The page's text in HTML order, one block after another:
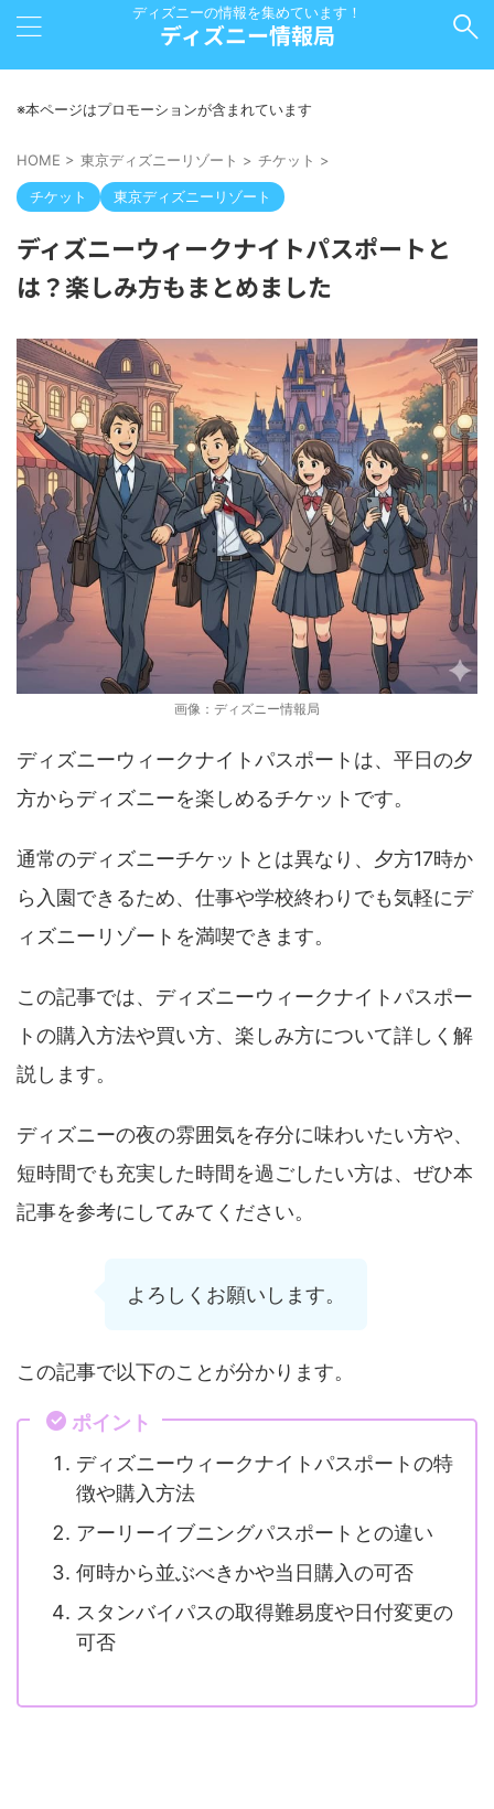
ディズニーの情報を集めています！
ディズニー情報局
※本ページはプロモーションが含まれています
HOME > 東京ディズニーリゾート > チケット >
チケット 東京ディズニーリゾート
ディズニーウィークナイトパスポートと
は？楽しみ方もまとめました
画像：ディズニー情報局
ディズニーウィークナイトパスポートは、平日の夕
方からディズニーを楽しめるチケットです。
通常のディズニーチケットとは異なり、夕方17時か
ら入園できるため、仕事や学校終わりでも気軽にデ
ィズニーリゾートを満喫できます。
この記事では、ディズニーウィークナイトパスポー
トの購入方法や買い方、楽しみ方について詳しく解
説します。
ディズニーの夜の雰囲気を存分に味わいたい方や、
短時間でも充実した時間を過ごしたい方は、ぜひ本
記事を参考にしてみてください。
よろしくお願いします。
この記事で以下のことが分かります。
ポイント
ディズニーウィークナイトパスポートの特
徴や購入方法
アーリーイブニングパスポートとの違い
何時から並ぶべきかや当日購入の可否
スタンバイパスの取得難易度や日付変更の
可否